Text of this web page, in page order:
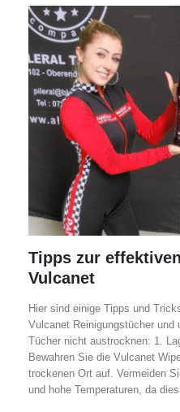
Tipps zur
Vulcanet
Hier sind einige Tipps und
Vulcanet Reinigungstücher
Tücher nicht austrocknen: 1.
Bewahren Sie die Vulcanet
trockenen Ort auf. Vermeiden
und hohe Temperaturen, da